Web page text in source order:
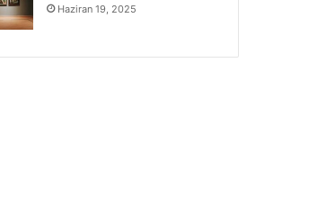
Haziran 19, 2025